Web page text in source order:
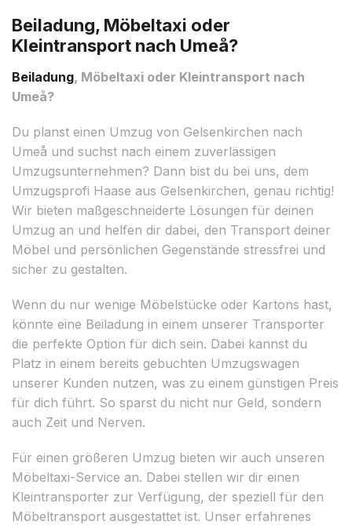
Beiladung, Möbeltaxi oder
Kleintransport nach Umeå?
Beiladung, Möbeltaxi oder Kleintransport nach
Umeå?
Du planst einen Umzug von Gelsenkirchen nach
Umeå und suchst nach einem zuverlässigen
Umzugsunternehmen? Dann bist du bei uns, dem
Umzugsprofi Haase aus Gelsenkirchen, genau richtig!
Wir bieten maßgeschneiderte Lösungen für deinen
Umzug an und helfen dir dabei, den Transport deiner
Möbel und persönlichen Gegenstände stressfrei und
sicher zu gestalten.
Wenn du nur wenige Möbelstücke oder Kartons hast,
könnte eine Beiladung in einem unserer Transporter
die perfekte Option für dich sein. Dabei kannst du
Platz in einem bereits gebuchten Umzugswagen
unserer Kunden nutzen, was zu einem günstigen Preis
für dich führt. So sparst du nicht nur Geld, sondern
auch Zeit und Nerven.
Für einen größeren Umzug bieten wir auch unseren
Möbeltaxi-Service an. Dabei stellen wir dir einen
Kleintransporter zur Verfügung, der speziell für den
Möbeltransport ausgestattet ist. Unser erfahrenes